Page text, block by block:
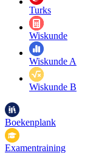
Turks
Wiskunde
Wiskunde A
Wiskunde B
Boekenplank
Examentraining